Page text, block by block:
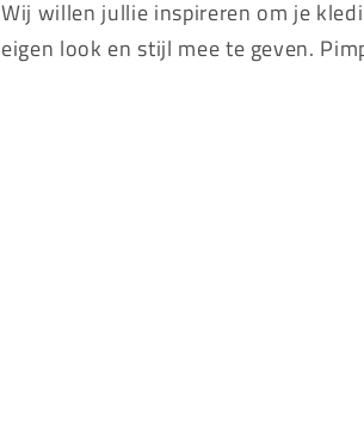
Wij willen jullie inspireren om je
eigen look en stijl mee te geven.